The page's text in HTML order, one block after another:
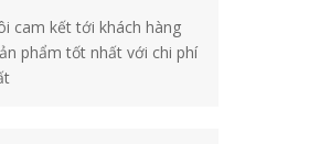
cam kết tới khách hàng
phẩm tốt nhất với chi phí